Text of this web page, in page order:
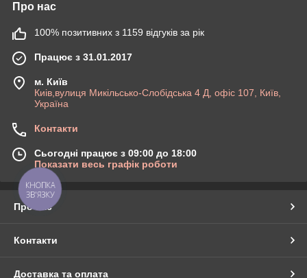
Про нас
100% позитивних з 1159 відгуків за рік
Працює з 31.01.2017
м. Київ
Киів,вулиця Микільсько-Слобідська 4 Д, офіс 107, Київ,
Україна
Контакти
Сьогодні працює з 09:00 до 18:00
Показати весь графік роботи
Про нас
Контакти
Доставка та оплата
КНОПКА
ЗВ'ЯЗКУ